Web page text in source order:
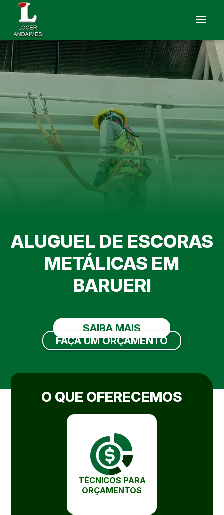
ALUGUEL DE ESCORAS
METÁLICAS EM
BARUERI
SAIBA MAIS
FAÇA UM ORÇAMENTO
O QUE OFERECEMOS
TÉCNICOS PARA
ORÇAMENTOS